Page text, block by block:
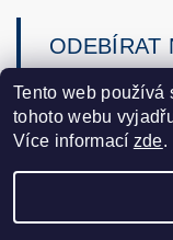
ODEBÍRAT
Vložením e-mailu
údajů .
2026 ©
Tento web používá
tohoto webu
Více informací zde.